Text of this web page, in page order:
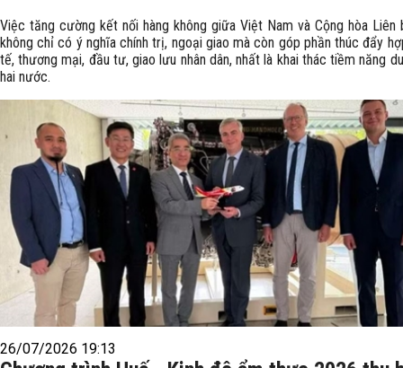
Việc tăng cường kết nối hàng không giữa Việt Nam và Cộng hòa Liên
không chỉ có ý nghĩa chính trị, ngoại giao mà còn góp phần thúc đẩy
tế, thương mại, đầu tư, giao lưu nhân dân, nhất là khai thác tiềm năng
hai nước.
26/07/2026 19:13